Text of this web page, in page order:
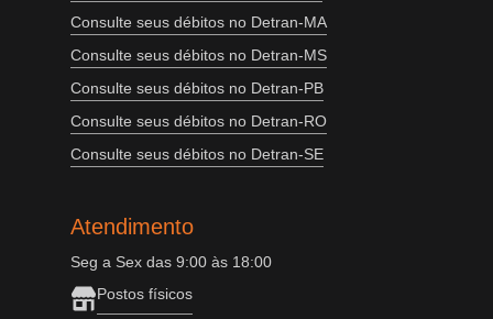
Consulte seus débitos no Detran-MA
Consulte seus débitos no Detran-MS
Consulte seus débitos no Detran-PB
Consulte seus débitos no Detran-RO
Consulte seus débitos no Detran-SE
Atendimento
Seg a Sex das 9:00 às 18:00
Postos físicos